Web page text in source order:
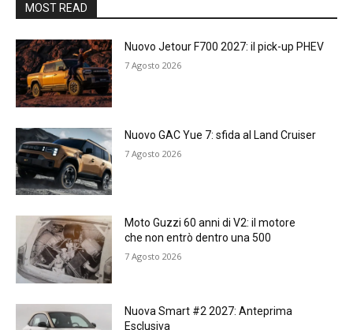
MOST READ
Nuovo Jetour F700 2027: il pick-up PHEV
7 Agosto 2026
Nuovo GAC Yue 7: sfida al Land Cruiser
7 Agosto 2026
Moto Guzzi 60 anni di V2: il motore
che non entrò dentro una 500
7 Agosto 2026
Nuova Smart #2 2027: Anteprima
Esclusiva